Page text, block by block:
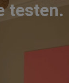
testen.